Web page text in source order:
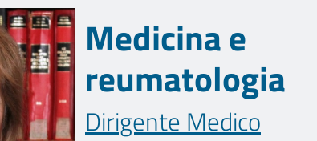
Medicina e
reumatologia
Dirigente Medico